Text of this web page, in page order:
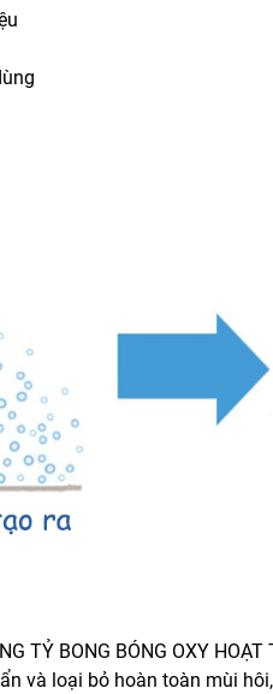
TỶ BONG BÓNG OXY
và loại bỏ hoàn toàn mùi